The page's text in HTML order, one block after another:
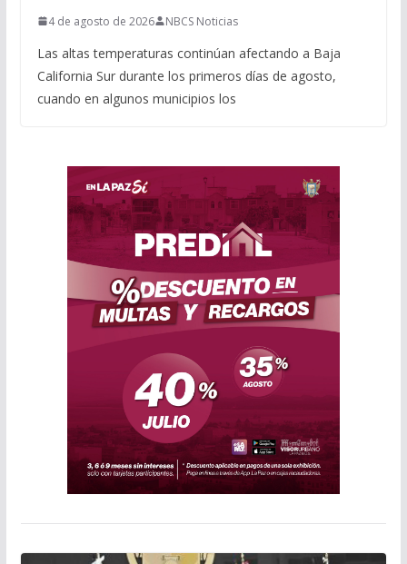
4 de agosto de 2026 NBCS Noticias
Las altas temperaturas continúan afectando a Baja
California Sur durante los primeros días de agosto,
cuando en algunos municipios los